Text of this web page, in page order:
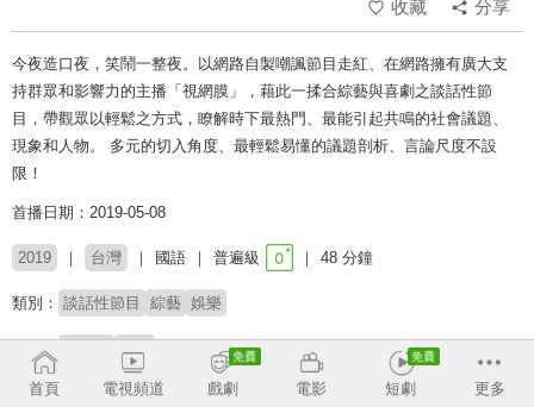
收藏
分享
今夜造口夜，笑鬧一整夜。以網路自製嘲諷節目走紅、在網路擁有廣大支
持群眾和影響力的主播「視網膜」，藉此一揉合綜藝與喜劇之談話性節
目，帶觀眾以輕鬆之方式，瞭解時下最熱門、最能引起共鳴的社會議題、
現象和人物。 多元的切入角度、最輕鬆易懂的議題剖析、言論尺度不設
限！
首播日期：2019-05-08
2019 台灣 國語 普遍級 48 分鐘
類別： 談話性節目 綜藝 娛樂
來賓： 謝忻
主持： 視網膜
首頁 電視頻道 戲劇 電影 短劇 更多